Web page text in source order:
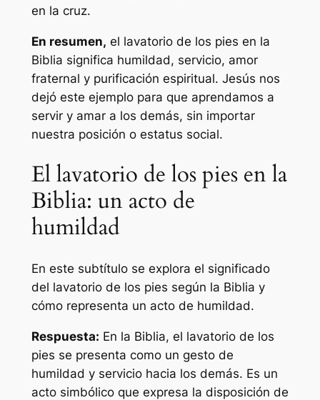
en la cruz.
En resumen, el lavatorio de los pies en la
Biblia significa humildad, servicio, amor
fraternal y purificación espiritual. Jesús nos
dejó este ejemplo para que aprendamos a
servir y amar a los demás, sin importar
nuestra posición o estatus social.
El lavatorio de los pies en la
Biblia: un acto de
humildad
En este subtítulo se explora el significado
del lavatorio de los pies según la Biblia y
cómo representa un acto de humildad.
Respuesta: En la Biblia, el lavatorio de los
pies se presenta como un gesto de
humildad y servicio hacia los demás. Es un
acto simbólico que expresa la disposición de